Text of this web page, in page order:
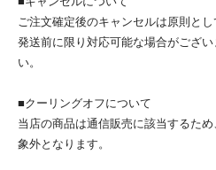
ご注文確定後のキャンセルは原則と
発送前に限り対応可能な場合がござ
い。
■クーリングオフについて
当店の商品は通信販売に該当するた
象外となります。